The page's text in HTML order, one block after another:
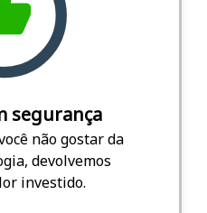
segurança
não gostar da
devolvemos
investido.